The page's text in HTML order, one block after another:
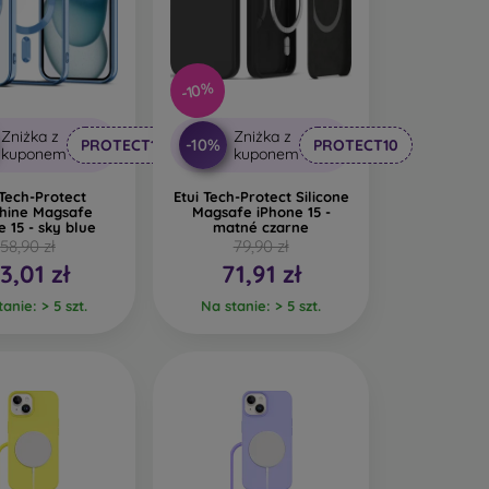
niepowtarzalny i oryginalny pokrowiec
naturalnej fakturze i ciekawych detalach.
ciekawego wyglądu obudowom telefonów
pęknąć.
komórkowe są wykonane z materiałów
w naturze. Troska o środowisko naturalne
pokrowców na telefony komórkowe
Zniżka z
kuponem
PROTECT10
Protect
Magsafe
15 - sky blue
58,90 zł
zł
> 5 szt.
-10%
-10%
Zniżka z
kuponem
PROTECT10
Etui Tech-Protect Silicone
Magsafe iPhone 15 -
matné czarne
79,90 zł
71,91 zł
Na stanie: > 5 szt.